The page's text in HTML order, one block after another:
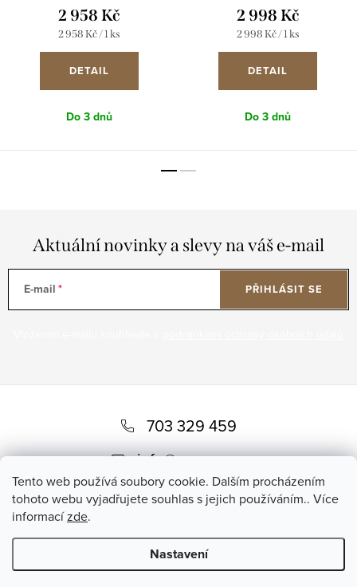
Tento web používá soubory cookie. Dalším procházením
tohoto webu vyjadřujete souhlas s jejich používáním.. Více
informacízde.
Nastavení
2 958 Kč
Měrná
cena:
2 958 Kč / 1 ks
DETAIL
Do 3 dnů
2 998 Kč
Měrná
cena:
2 998 Kč / 1 ks
DETAIL
Do 3 dnů
Aktuální novinky a slevy na váš e-mail
E-mail PŘIHLÁSIT SE
p
703 329 459
info@romero.cz